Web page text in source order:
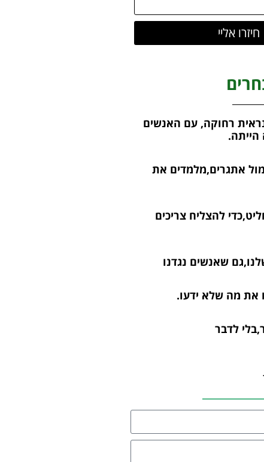
חיזרו אליי
רחוקה, עם האנשים
הייתה.
אתגרים,מלמדים את
להצליח צריכים
שאנשים נגדנו
את מה שלא ידעו.
לדבר